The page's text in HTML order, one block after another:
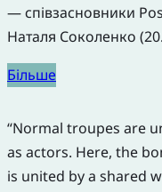
— співзасновники
Наталя Соколенко
Більше
“Normal troupes are
as actors. Here, the
is united by a shared